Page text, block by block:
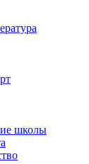
школы